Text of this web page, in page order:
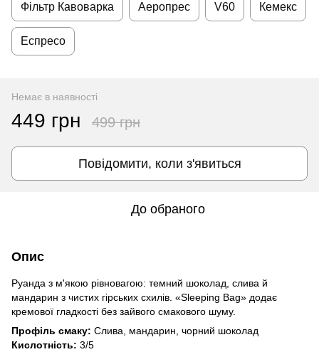
Фільтр Кавоварка Аеропрес V60 Кемекс
Еспресо
Немає в наявності
449 грн 499 грн
Повідомити, коли з'явиться
До обраного
Опис
Руанда з м'якою рівновагою: темний шоколад, слива й
мандарин з чистих гірських схилів. «Sleeping Bag» додає
кремової гладкості без зайвого смакового шуму.
Профіль смаку: Слива, мандарин, чорний шоколад
Кислотність: 3/5